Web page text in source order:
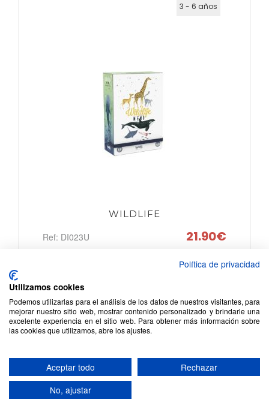
3 - 6 años
WILDLIFE
Ref: DI023U 21.90€
Política de privacidad
Utilizamos cookies
Podemos utilizarlas para el análisis de los datos de nuestros visitantes, para
mejorar nuestro sitio web, mostrar contenido personalizado y brindarle una
excelente experiencia en el sitio web. Para obtener más información sobre
las cookies que utilizamos, abre los ajustes.
Aceptar todo
Rechazar
No, ajustar